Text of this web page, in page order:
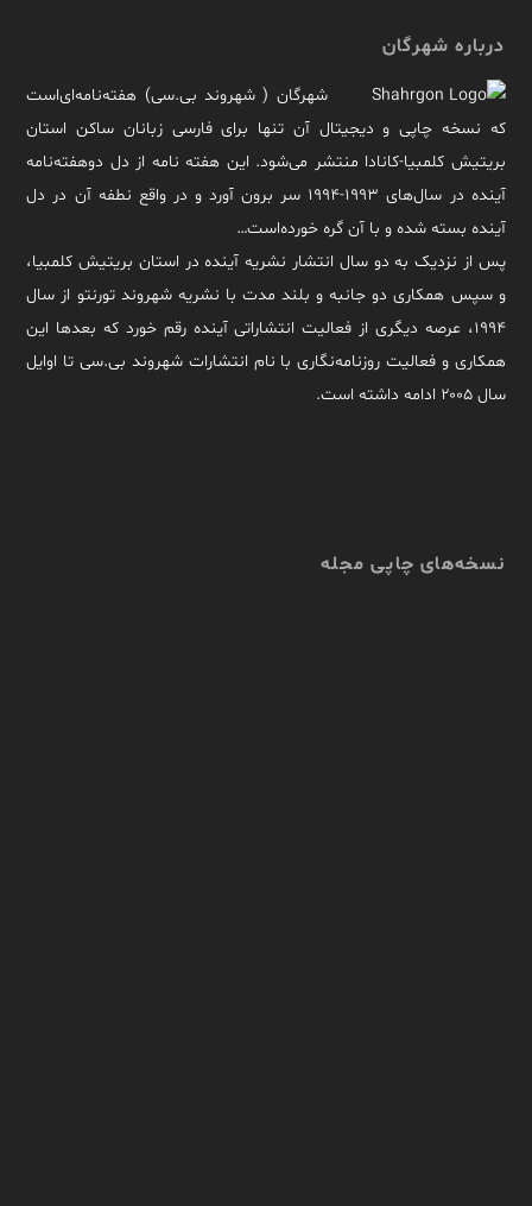
درباره شهرگان
شهرگان ( شهروند بی.سی) هفته‌نامه‌ای‌است
که نسخه چاپی و دیجیتال آن تنها برای فارسی زبانان ساکن استان
بریتیش کلمبیا-کانادا منتشر می‌شود. این هفته نامه از دل دوهفته‌نامه
آینده در سال‌های ۱۹۹۳-۱۹۹۴ سر برون آورد و در واقع نطفه آن در دل
آینده بسته شده و با آن گره خورده‌است…
پس از نزدیک به دو سال انتشار نشریه آینده در استان بریتیش کلمبیا،
و سپس همکاری دو جانبه و بلند مدت با نشریه شهروند تورنتو از سال
۱۹۹۴، عرصه دیگری از فعالیت انتشاراتی آینده رقم خورد که بعدها این
همکاری و فعالیت روزنامه‌نگاری با نام انتشارات شهروند بی.سی تا اوایل
سال ۲۰۰۵ ادامه داشته است.
نسخه‌های چاپی مجله